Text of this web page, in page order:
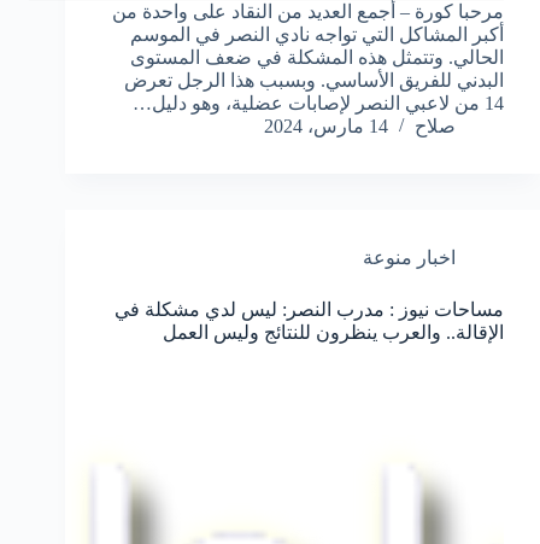
مرحبا كورة – أجمع العديد من النقاد على واحدة من
أكبر المشاكل التي تواجه نادي النصر في الموسم
الحالي. وتتمثل هذه المشكلة في ضعف المستوى
البدني للفريق الأساسي. وبسبب هذا الرجل تعرض
14 من لاعبي النصر لإصابات عضلية، وهو دليل…
صلاح
14 مارس، 2024
اخبار منوعة
مساحات نيوز : مدرب النصر: ليس لدي مشكلة في
الإقالة.. والعرب ينظرون للنتائج وليس العمل